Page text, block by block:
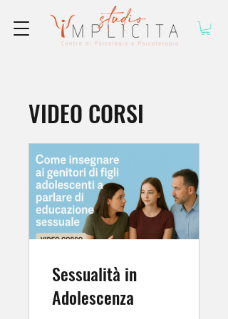
VIDEO CORSI
Sessualità in
Adolescenza